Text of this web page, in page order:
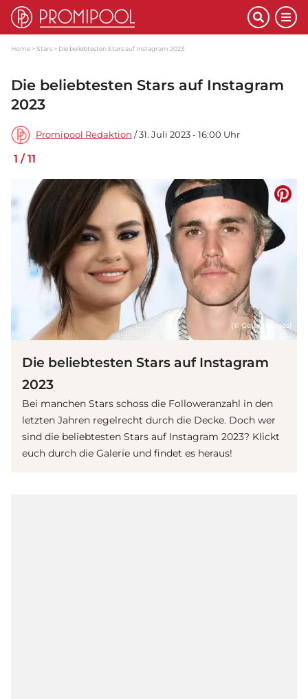
Home Stars Die beliebtesten Stars auf Instagram 2023
Die beliebtesten Stars auf Instagram
2023
Promipool Redaktion / 31. Juli 2023 - 16:00 Uhr
1 /11
(© Getty Images)
Die beliebtesten Stars auf Instagram
2023
Bei manchen Stars schoss die Followeranzahl in den
letzten Jahren regelrecht durch die Decke. Doch wer
sind die beliebtesten Stars auf Instagram 2023? Klickt
euch durch die Galerie und findet es heraus!